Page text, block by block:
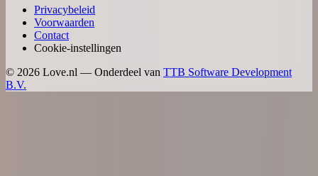
Privacybeleid
Voorwaarden
Contact
Cookie-instellingen
© 2026 Love.nl — Onderdeel van TTB Software Development
B.V.